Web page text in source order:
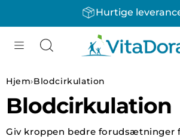
Hurtige
Hjem›Blodcirkulation
Blodcirkulation
Giv kroppen bedre forudsætninger